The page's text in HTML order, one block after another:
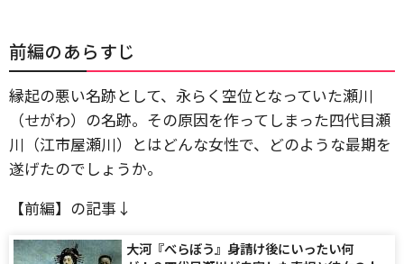
前編のあらすじ
縁起の悪い名跡として、永らく空位となっていた瀬川
（せがわ）の名跡。その原因を作ってしまった四代目瀬
川（江市屋瀬川）とはどんな女性で、どのような最期を
遂げたのでしょうか。
【前編】の記事↓
大河『べらぼう』身請け後にいったい何